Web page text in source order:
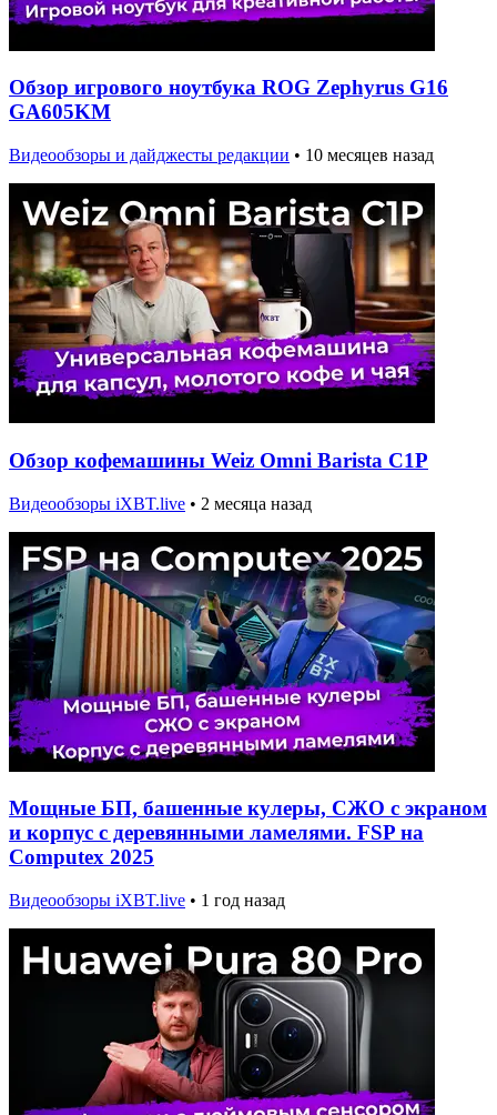
Обзор игрового ноутбука ROG Zephyrus G16
GA605KM
Видеообзоры и дайджесты редакции • 10 месяцев назад
Обзор кофемашины Weiz Omni Barista C1P
Видеообзоры iXBT.live • 2 месяца назад
Мощные БП, башенные кулеры, СЖО с экраном
и корпус с деревянными ламелями. FSP на
Computex 2025
Видеообзоры iXBT.live • 1 год назад